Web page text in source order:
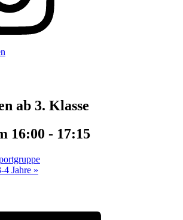
ab 3. Klasse
16:00 - 17:15
4 Jahre »